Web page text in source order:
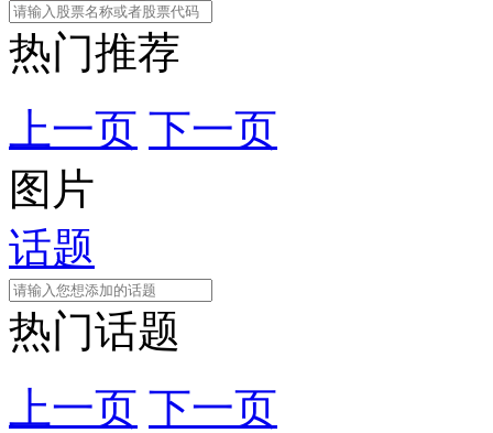
热门推荐
上一页 下一页
图片
话题
热门话题
上一页 下一页